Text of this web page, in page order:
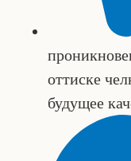
оттиске
будущее